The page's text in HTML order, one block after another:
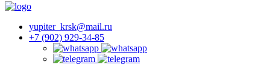
yupiter_krsk@mail.ru
+7 (902) 929-34-85